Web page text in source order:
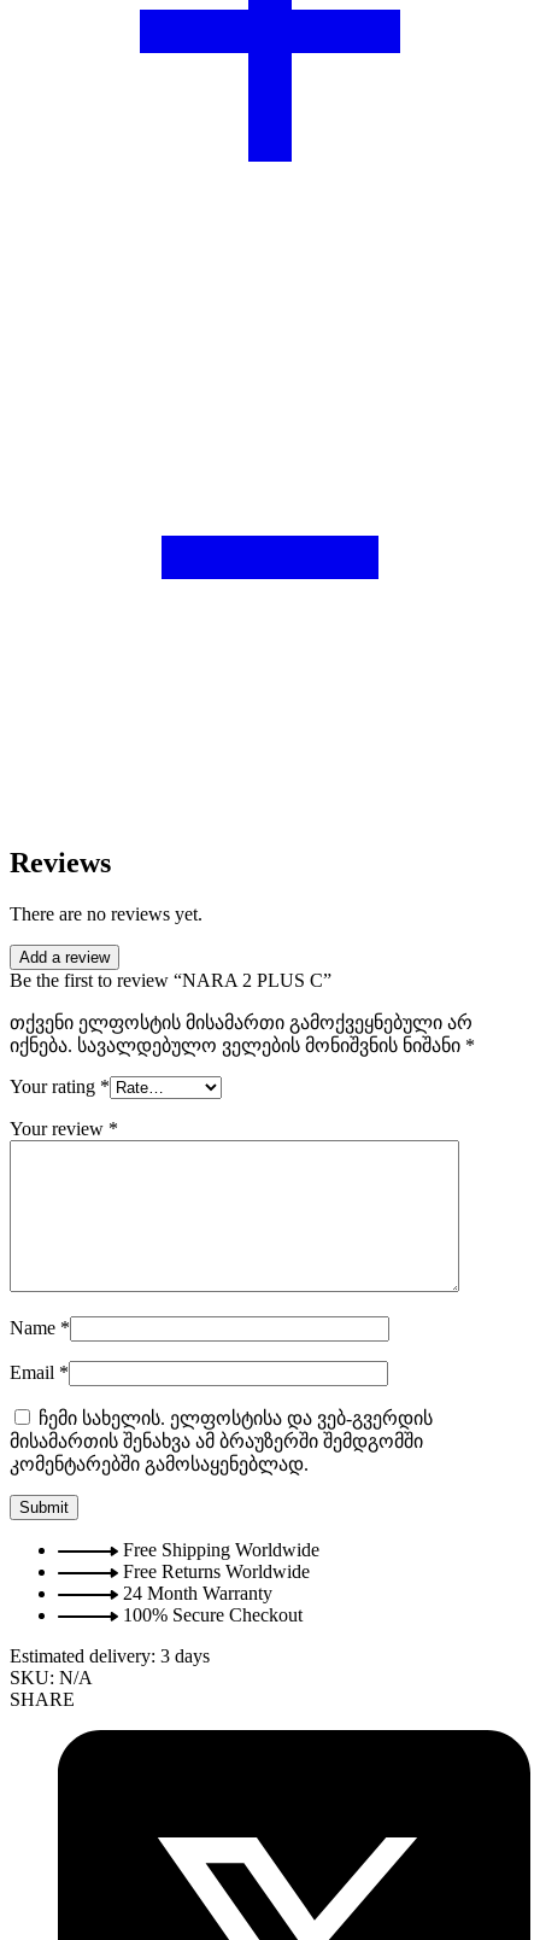
Reviews
There are no reviews yet.
Add a review
Be the first to review “NARA 2 PLUS C”
თქვენი ელფოსტის მისამართი გამოქვეყნებული არ
იქნება. სავალდებულო ველების მონიშვნის ნიშანი *
Your rating *
Your review *
Name *
Email *
ჩემი სახელის. ელფოსტისა და ვებ-გვერდის
მისამართის შენახვა ამ ბრაუზერში შემდგომში
კომენტარებში გამოსაყენებლად.
Free Shipping Worldwide
Free Returns Worldwide
24 Month Warranty
100% Secure Checkout
Estimated delivery: 3 days
SKU: N/A
SHARE